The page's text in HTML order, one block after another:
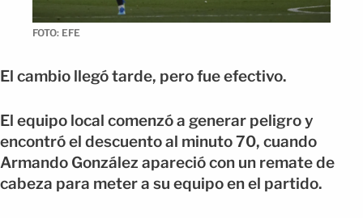
FOTO: EFE
El cambio llegó tarde, pero fue efectivo.
El equipo local comenzó a generar peligro y
encontró el descuento al minuto 70, cuando
Armando González apareció con un remate de
cabeza para meter a su equipo en el partido.